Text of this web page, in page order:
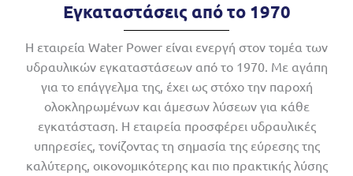
Εγκαταστάσεις από το 1970
Η εταιρεία Water Power είναι ενεργή στον τομέα των
υδραυλικών εγκαταστάσεων από το 1970. Με αγάπη
για το επάγγελμα της, έχει ως στόχο την παροχή
ολοκληρωμένων και άμεσων λύσεων για κάθε
εγκατάσταση. Η εταιρεία προσφέρει υδραυλικές
υπηρεσίες, τονίζοντας τη σημασία της εύρεσης της
καλύτερης, οικονομικότερης και πιο πρακτικής λύσης